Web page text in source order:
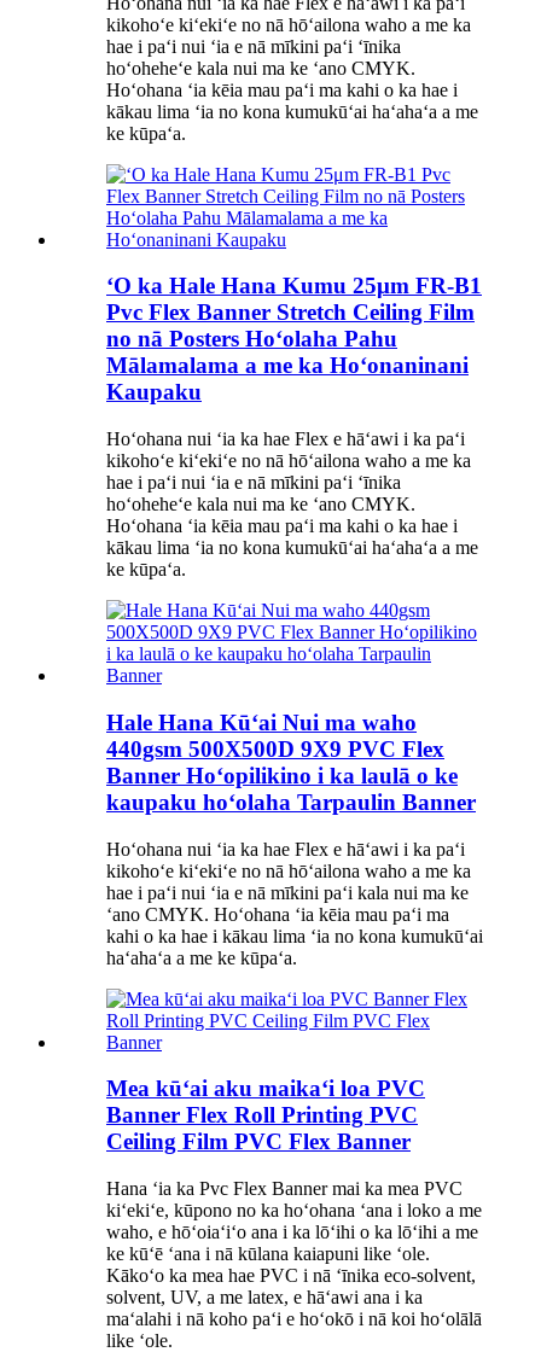
kikohoʻe kiʻekiʻe no nā hōʻailona waho a me ka
hae i paʻi nui ʻia e nā mīkini paʻi ʻīnika
hoʻoheheʻe kala nui ma ke ʻano CMYK.
Hoʻohana ʻia kēia mau paʻi ma kahi o ka hae i
kākau lima ʻia no kona kumukūʻai haʻahaʻa a me
ke kūpaʻa.
ʻO ka Hale Hana Kumu 25μm FR-B1
Pvc Flex Banner Stretch Ceiling Film
no nā Posters Hoʻolaha Pahu
Mālamalama a me ka Hoʻonaninani
Kaupaku
Hoʻohana nui ʻia ka hae Flex e hāʻawi i ka paʻi
kikohoʻe kiʻekiʻe no nā hōʻailona waho a me ka
hae i paʻi nui ʻia e nā mīkini paʻi ʻīnika
hoʻoheheʻe kala nui ma ke ʻano CMYK.
Hoʻohana ʻia kēia mau paʻi ma kahi o ka hae i
kākau lima ʻia no kona kumukūʻai haʻahaʻa a me
ke kūpaʻa.
Hale Hana Kūʻai Nui ma waho
440gsm 500X500D 9X9 PVC Flex
Banner Hoʻopilikino i ka laulā o ke
kaupaku hoʻolaha Tarpaulin Banner
Hoʻohana nui ʻia ka hae Flex e hāʻawi i ka paʻi
kikohoʻe kiʻekiʻe no nā hōʻailona waho a me ka
hae i paʻi nui ʻia e nā mīkini paʻi kala nui ma ke
ʻano CMYK. Hoʻohana ʻia kēia mau paʻi ma
kahi o ka hae i kākau lima ʻia no kona kumukūʻai
haʻahaʻa a me ke kūpaʻa.
Mea kūʻai aku maikaʻi loa PVC
Banner Flex Roll Printing PVC
Ceiling Film PVC Flex Banner
Hana ʻia ka Pvc Flex Banner mai ka mea PVC
kiʻekiʻe, kūpono no ka hoʻohana ʻana i loko a me
waho, e hōʻoiaʻiʻo ana i ka lōʻihi o ka lōʻihi a me
ke kūʻē ʻana i nā kūlana kaiapuni like ʻole.
Kākoʻo ka mea hae PVC i nā ʻīnika eco-solvent,
solvent, UV, a me latex, e hāʻawi ana i ka
maʻalahi i nā koho paʻi e hoʻokō i nā koi hoʻolālā
like ʻole.